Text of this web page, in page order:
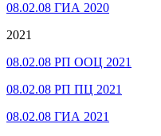
08.02.08 ГИА 2020
2021
08.02.08 РП ООЦ 2021
08.02.08 РП ПЦ 2021
08.02.08 ГИА 2021